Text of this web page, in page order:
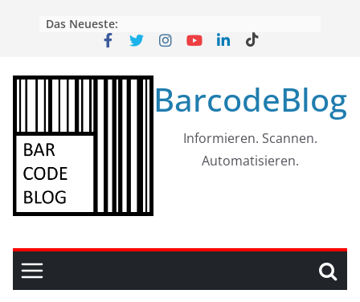
Das Neueste:
BarcodeBlog
Informieren. Scannen.
Automatisieren.